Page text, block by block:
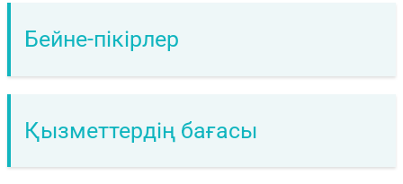
Бейне-пікірлер
Қызметтердің бағасы